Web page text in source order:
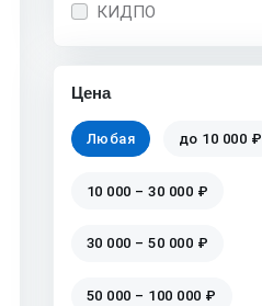
КИДПО
Цена
Любая до 10 000 ₽
10 000 – 30 000 ₽
30 000 – 50 000 ₽
50 000 – 100 000 ₽